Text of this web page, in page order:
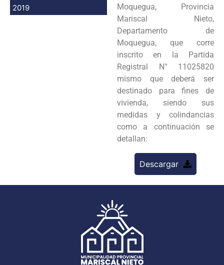
2019
Moquegua, Provincia
Mariscal Nieto,
Departamento de
Moquegua, que corre
inscrito en la Partida
Registral N° 11025820
mismo que deberá ser
destinado para fines de
vivienda, siendo sus
medidas y colindancias
como a continuación se
detallan:
Descargar